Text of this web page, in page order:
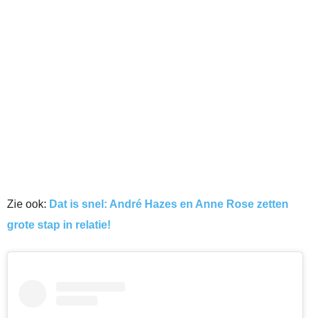
Zie ook: Dat is snel: André Hazes en Anne Rose zetten
grote stap in relatie!